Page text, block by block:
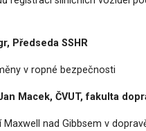
Předseda SSHR
v ropné bezpečnosti
Macek, ČVUT, fakulta
nad Gibbsem v